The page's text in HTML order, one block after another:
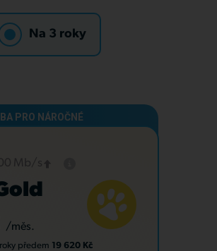
Na 3 roky
/měs.
předem 19 620 Kč